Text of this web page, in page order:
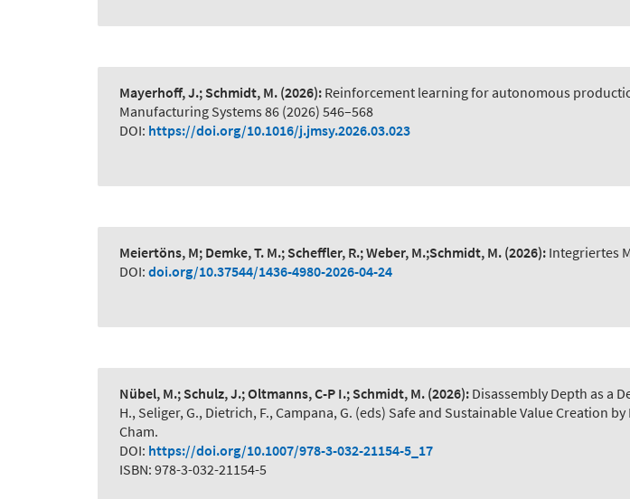
Mayerhoff, J.; Schmidt, M. (2026): Reinforcement learning for autonomous
Manufacturing Systems 86 (2026) 546–568
DOI: https://doi.org/10.1016/j.jmsy.2026.03.023
Meiertöns, M; Demke, T. M.; Scheffler, R.; Weber, M.;Schmidt, M. (2026): Integriertes
DOI: doi.org/10.37544/1436-4980-2026-04-24
Nübel, M.; Schulz, J.; Oltmanns, C-P I.; Schmidt, M. (2026): Disassembly Depth as a
H., Seliger, G., Dietrich, F., Campana, G. (eds) Safe and Sustainable Value Creation
Cham.
DOI: https://doi.org/10.1007/978-3-032-21154-5_17
ISBN: 978-3-032-21154-5